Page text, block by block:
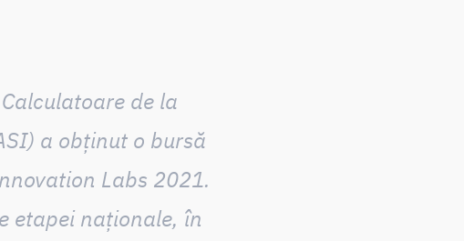
de la
a obținut o bursă
Labs 2021.
etapei naționale, în